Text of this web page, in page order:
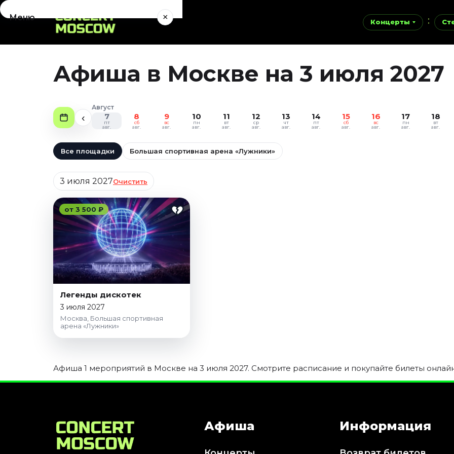
Концерты
Меню ×
Концерты
Сентябрь 2026
Декабрь 2026
Январь 2027
Сентябрь 2026
Октябрь 2026
Ноябрь 2026
Декабрь 2026
Январь 2027
Август 2026
Октябрь 2026
Ноябрь 2026
Декабрь 2026
Сентябрь 2026
Октябрь 2026
Сентябрь 2026
Афиша в Москве на 3 июля 2027
‹
Август
7
пт
авг.
8
сб
авг.
9
вс
авг.
10
пн
авг.
11
вт
авг.
12
ср
авг.
13
чт
авг.
14
пт
авг.
15
сб
авг.
16
вс
авг.
17
пн
авг.
18
вт
авг.
Все площадки Большая спортивная арена «Лужники»
Дата
3 июля 2027Очистить
от 3 500 ₽
Легенды дискотек
3 июля 2027
Москва, Большая спортивная
арена «Лужники»
Афиша 1 мероприятий в Москве на 3 июля 2027. Смотрите расписание и покупайте билеты
Афиша Информация